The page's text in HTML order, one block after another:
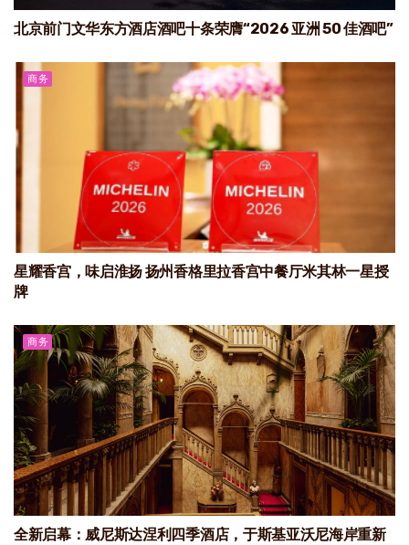
北京前门文华东方酒店酒吧十条荣膺“2026 亚洲 50 佳酒吧”
商务
星耀香宫，味启淮扬 扬州香格里拉香宫中餐厅米其林一星授
牌
商务
全新启幕：威尼斯达涅利四季酒店，于斯基亚沃尼海岸重新